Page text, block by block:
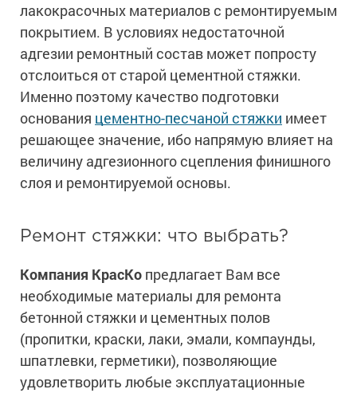
лакокрасочных материалов с ремонтируемым
покрытием. В условиях недостаточной
адгезии ремонтный состав может попросту
отслоиться от старой цементной стяжки.
Именно поэтому качество подготовки
основания цементно-песчаной стяжки имеет
решающее значение, ибо напрямую влияет на
величину адгезионного сцепления финишного
слоя и ремонтируемой основы.
Ремонт стяжки: что выбрать?
Компания КрасКо предлагает Вам все
необходимые материалы для ремонта
бетонной стяжки и цементных полов
(пропитки, краски, лаки, эмали, компаунды,
шпатлевки, герметики), позволяющие
удовлетворить любые эксплуатационные